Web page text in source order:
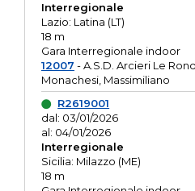
Interregionale
Lazio: Latina (LT)
18 m
Gara Interregionale indoor
12007 - A.S.D. Arcieri Le
Monachesi, Massimiliano
R2619001
dal: 03/01/2026
al: 04/01/2026
Interregionale
Sicilia: Milazzo (ME)
18 m